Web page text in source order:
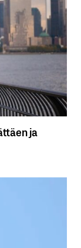
ja